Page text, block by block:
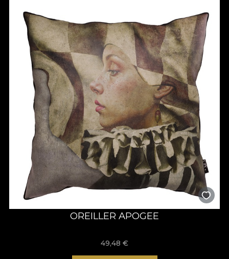
OREILLER APOGEE
49,48 €